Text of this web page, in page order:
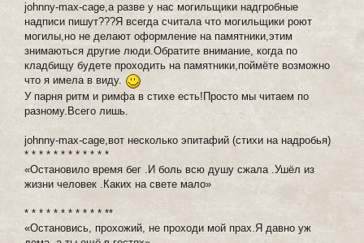
johnny-max-cage,а разве у нас могильщики надгробные
надписи пишут???Я всегда считала что могильщики роют
могилы,но не делают оформление на памятники,этим
знимаються другие люди.Обратите внимание, когда по
кладбищу будете проходить на памятники,поймёте возможно
что я имела в виду.
У парня ритм и римфа в стихе есть!Просто мы читаем по
разному.Всего лишь.
johnny-max-cage,вот несколько эпитафий (стихи на надробья)
* * * * * * * * * * * *
«Остановило время бег .И боль всю душу сжала .Ушёл из
жизни человек .Каких на свете мало»
* * * * * * * * * * * **
«Остановись, прохожий, не проходи мой прах.Я давно уж